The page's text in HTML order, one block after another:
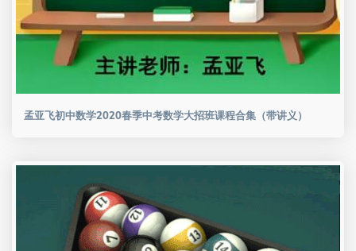
孟亚飞初中数学2020春季中考数学大招班课程合集（带讲义）